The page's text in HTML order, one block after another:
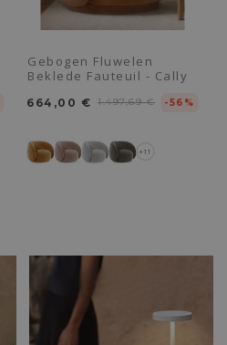
Gebogen Fluwelen
Beklede Fauteuil - Cally
664,00 € 1.497,69 € -56%
+11